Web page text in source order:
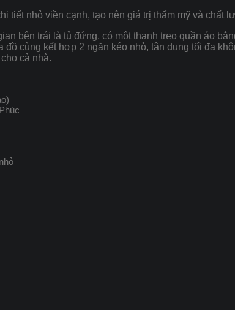
tiết nhỏ viền cạnh, tạo nên giá trị thẩm mỹ và chất
bên trái là tủ đứng, có một thanh treo quần áo
cùng kết hợp 2 ngăn kéo nhỏ, tận dụng tối đa
cả nhà.